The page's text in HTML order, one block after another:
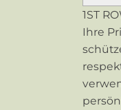
1ST
Ihre